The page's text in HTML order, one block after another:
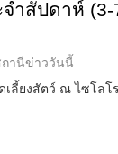
จำสัปดาห์
ถานีข่าววันนี้
ยงสัตว์ ณ ไซโลโ